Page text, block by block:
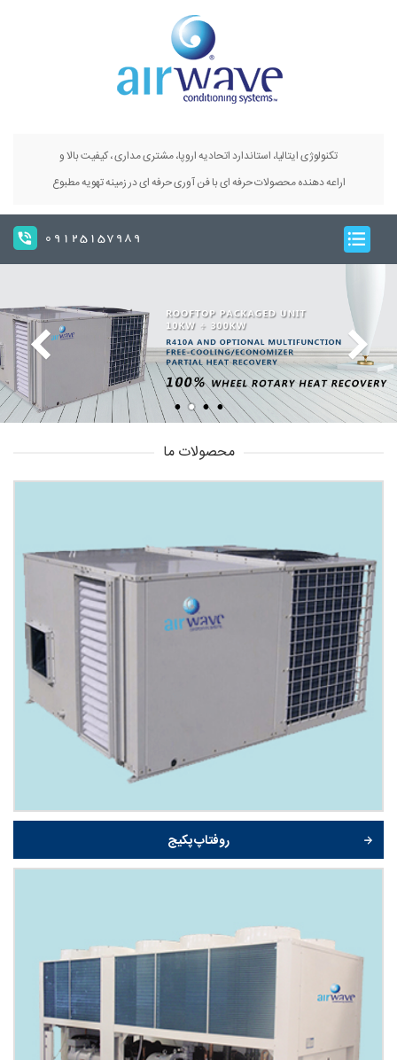
تکنولوژی ایتالیا، استاندارد اتحادیه اروپا، مشتری مداری ، کیفیت بالا و
اراعه دهنده محصولات حرفه ای با فن آوری حرفه ای در زمینه تهویه مطبوع
09125157989
محصولات ما
روفتاپ پکیج